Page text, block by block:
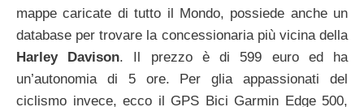
mappe caricate di tutto il Mondo, possiede anche un
database per trovare la concessionaria più vicina della
Harley Davison. Il prezzo è di 599 euro ed ha
un’autonomia di 5 ore. Per glia appassionati del
ciclismo invece, ecco il GPS Bici Garmin Edge 500,